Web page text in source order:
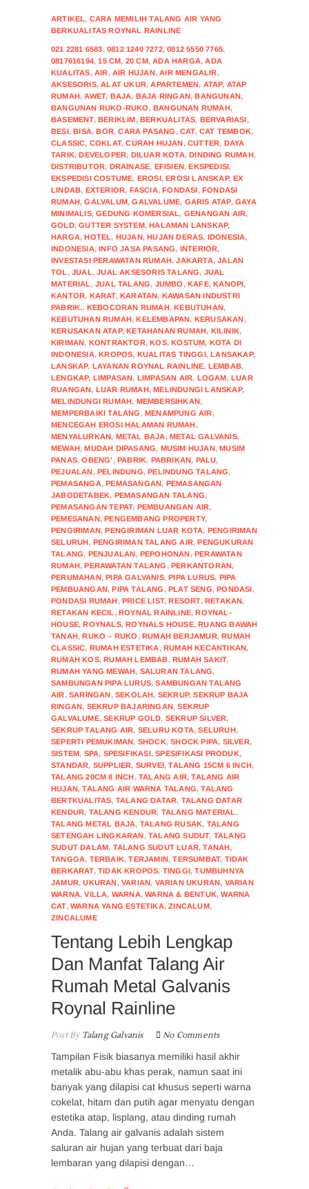
ARTIKEL, CARA MEMILIH TALANG AIR YANG
BERKUALITAS ROYNAL RAINLINE
021 2281 6583,0812 1240 7272,0812 5550 7765,
0817616194,15 CM, 20 CM,ADA HARGA,ADA
KUALITAS,AIR,AIR HUJAN,AIR MENGALIR,
AKSESORIS,ALAT UKUR,APARTEMEN, ATAP, ATAP
RUMAH,AWET, BAJA, BAJA RINGAN,BANGUNAN,
BANGUNAN RUKO-RUKO ,BANGUNAN RUMAH,
BASEMENT,BERIKLIM,BERKUALITAS, BERVARIASI,
BESI,BISA,BOR,CARA PASANG ,CAT,CAT TEMBOK,
CLASSIC, COKLAT,CURAH HUJAN,CUTTER, DAYA
TARIK,DEVELOPER, DILUAR KOTA,DINDING RUMAH,
DISTRIBUTOR, DRAINASE, EFISIEN,EKSPEDISI,
EKSPEDISI COSTUME, EROSI,EROSI LANSKAP,EX
LINDAB, EXTERIOR, FASCIA,FONDASI,FONDASI
RUMAH,GALVALUM,GALVALUME, GARIS ATAP,GAYA
MINIMALIS,GEDUNG KOMERSIAL, GENANGAN AIR,
GOLD,GUTTER SYSTEM,HALAMAN LANSKAP,
HARGA,HOTEL, HUJAN,HUJAN DERAS, IDONESIA,
INDONESIA,INFO JASA PASANG, INTERIOR,
INVESTASI PERAWATAN RUMAH,JAKARTA,JALAN
TOL ,JUAL,JUAL AKSESORIS TALANG, JUAL
MATERIAL ,JUAL TALANG, JUMBO ,KAFE,KANOPI,
KANTOR, KARAT,KARATAN, KAWASAN INDUSTRI
PABRIK., KEBOCORAN RUMAH,KEBUTUHAN,
KEBUTUHAN RUMAH,KELEMBAPAN, KERUSAKAN,
KERUSAKAN ATAP,KETAHANAN RUMAH, KILINIK,
KIRIMAN, KONTRAKTOR,KOS,KOSTUM, KOTA DI
INDONESIA,KROPOS, KUALITAS TINGGI,LANSAKAP,
LANSKAP, LAYANAN ROYNAL RAINLINE, LEMBAB,
LENGKAP, LIMPASAN, LIMPASAN AIR, LOGAM,LUAR
RUANGAN, LUAR RUMAH,MELINDUNGI LANSKAP,
MELINDUNGI RUMAH, MEMBERSIHKAN,
MEMPERBAIKI TALANG ,MENAMPUNG AIR,
MENCEGAH EROSI HALAMAN RUMAH,
MENYALURKAN, METAL BAJA,METAL GALVANIS,
MEWAH,MUDAH DIPASANG, MUSIM HUJAN,MUSIM
PANAS,OBENG' ,PABRIK, PABRIKAN, PALU,
PEJUALAN,PELINDUNG,PELINDUNG TALANG,
PEMASANGA,PEMASANGAN, PEMASANGAN
JABODETABEK, PEMASANGAN TALANG,
PEMASANGAN TEPAT, PEMBUANGAN AIR,
PEMESANAN,PENGEMBANG PROPERTY,
PENGIRIMAN,PENGIRIMAN LUAR KOTA, PENGIRIMAN
SELURUH, PENGIRIMAN TALANG AIR,PENGUKURAN
TALANG, PENJUALAN, PEPOHONAN,PERAWATAN
RUMAH,PERAWATAN TALANG ,PERKANTORAN,
PERUMAHAN,PIPA GALVANIS,PIPA LURUS, PIPA
PEMBUANGAN,PIPA TALANG ,PLAT SENG,PONDASI,
PONDASI RUMAH,PRICE LIST,RESORT,RETAKAN,
RETAKAN KECIL ,ROYNAL RAINLINE,ROYNAL-
HOUSE,ROYNALS,ROYNALS HOUSE,RUANG BAWAH
TANAH,RUKO – RUKO ,RUMAH BERJAMUR,RUMAH
CLASSIC, RUMAH ESTETIKA,RUMAH KECANTIKAN,
RUMAH KOS,RUMAH LEMBAB,RUMAH SAKIT,
RUMAH YANG MEWAH, SALURAN TALANG,
SAMBUNGAN PIPA LURUS,SAMBUNGAN TALANG
AIR,SARINGAN,SEKOLAH, SEKRUP,SEKRUP BAJA
RINGAN, SEKRUP BAJARINGAN,SEKRUP
GALVALUME,SEKRUP GOLD, SEKRUP SILVER,
SEKRUP TALANG AIR, SELURU KOTA,SELURUH,
SEPERTI PEMUKIMAN, SHOCK,SHOCK PIPA, SILVER,
SISTEM, SPA, SPESIFIKASI,SPESIFIKASI PRODUK,
STANDAR, SUPPLIER, SURVEI,TALANG 15CM 6 INCH,
TALANG 20CM 8 INCH,TALANG AIR,TALANG AIR
HUJAN,TALANG AIR WARNA TALANG,TALANG
BERTKUALITAS, TALANG DATAR, TALANG DATAR
KENDUR, TALANG KENDUR, TALANG MATERIAL ,
TALANG METAL BAJA, TALANG RUSAK, TALANG
SETENGAH LINGKARAN,TALANG SUDUT, TALANG
SUDUT DALAM, TALANG SUDUT LUAR,TANAH,
TANGGA, TERBAIK,TERJAMIN,TERSUMBAT, TIDAK
BERKARAT,TIDAK KROPOS, TINGGI,TUMBUHNYA
JAMUR,UKURAN,VARIAN, VARIAN UKURAN, VARIAN
WARNA,VILLA, WARNA,WARNA & BENTUK,WARNA
CAT,WARNA YANG ESTETIKA,ZINCALUM,
ZINCALUME
Tentang Lebih Lengkap
Dan Manfat Talang Air
Rumah Metal Galvanis
Roynal Rainline
Post ByTalang Galvanis No Comments
Tampilan Fisik biasanya memiliki hasil akhir
metalik abu-abu khas perak, namun saat ini
banyak yang dilapisi cat khusus seperti warna
cokelat, hitam dan putih agar menyatu dengan
estetika atap, lisplang, atau dinding rumah
Anda. Talang air galvanis adalah sistem
saluran air hujan yang terbuat dari baja
lembaran yang dilapisi dengan…